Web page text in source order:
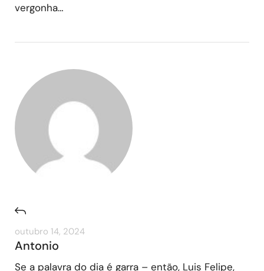
vergonha…
outubro 14, 2024
Antonio
Se a palavra do dia é garra – então, Luis Felipe,